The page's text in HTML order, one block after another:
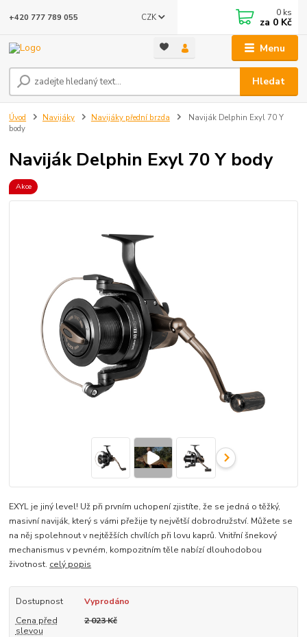
Menu
CZK
Hledat
+420 777 789 055 0 ks
za 0 Kč
Úvod Navijáky Navijáky přední brzda
Naviják Delphin Exyl 70 Y
body
Naviják Delphin Exyl 70 Y body
Akce
EXYL je jiný level! Už při prvním uchopení zjistíte, že se jedná o těžký,
masivní naviják, který s vámi přežije ty největší dobrodružství. Můžete se
na něj spolehnout v nejtěžších chvílích při lovu kaprů. Vnitřní šnekový
mechanismus v pevném, kompozitním těle nabízí dlouhodobou
životnost. celý popis
Dostupnost
Vyprodáno
Cena před
slevou
2 023 Kč